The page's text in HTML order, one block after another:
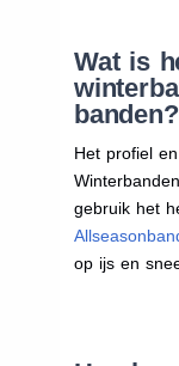
Wat is
banden?
Het profiel
gebruik het
op ijs en